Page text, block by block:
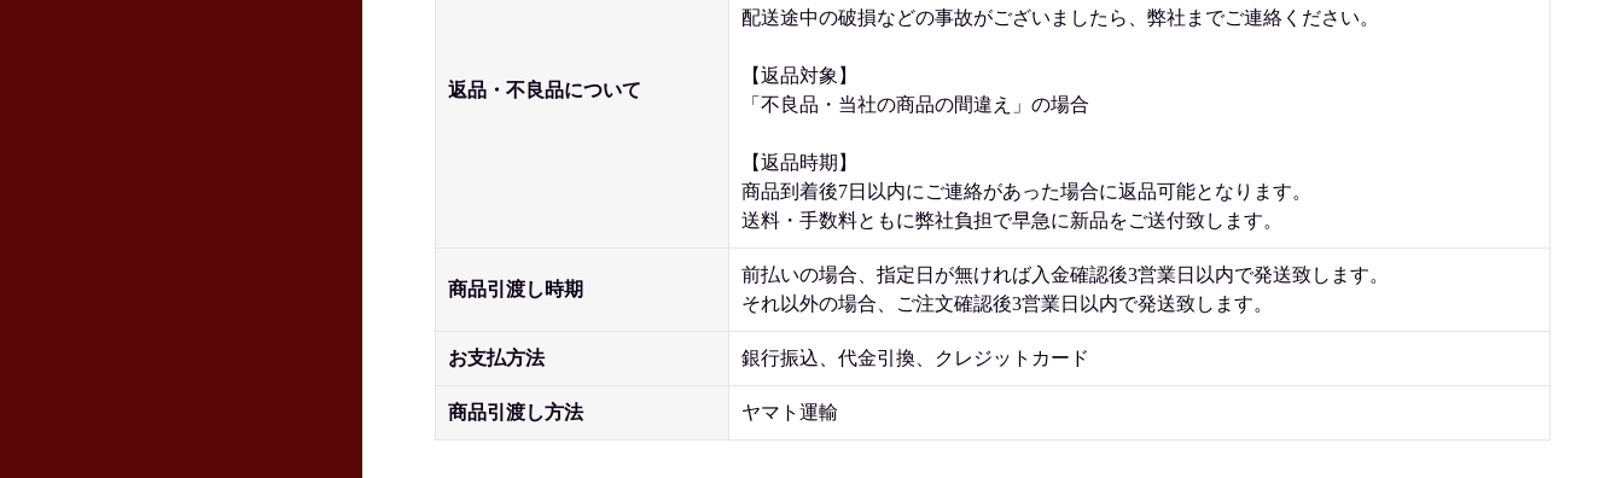
返品・不良品について
配送途中の破損などの事故がございましたら、弊社までご連絡ください。
【返品対象】
「不良品・当社の商品の間違え」の場合
【返品時期】
商品到着後7日以内にご連絡があった場合に返品可能となります。
送料・手数料ともに弊社負担で早急に新品をご送付致します。
商品引渡し時期
前払いの場合、指定日が無ければ入金確認後3営業日以内で発送致します。
それ以外の場合、ご注文確認後3営業日以内で発送致します。
お支払方法 銀行振込、代金引換、クレジットカード
商品引渡し方法 ヤマト運輸